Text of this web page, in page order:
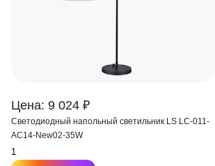
Цена: 9 024 ₽
Светодиодный напольный светильник LS LC-011-
AC14-New02-35W